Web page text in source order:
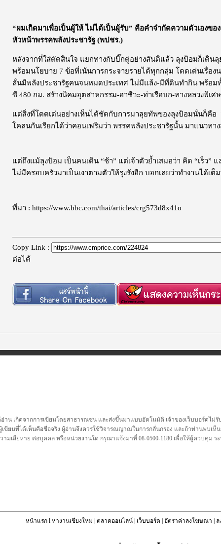
“ผมเกิดมาเพื่อเป็นผู้ให้ ไม่ได้เป็นผู้รับ” คือคำจำกัดความตัวเองของ
หัวหน้าพรรคพลังประชารัฐ (พปชร.)
หลังจากที่ใส่ตัดสินใจ แยกทางกับบิ๊กตู่อย่างสันติแล้ว ลุงป้อมก็เดิน
พร้อมนโยบาย 7 ข้อที่เน้นการกระจายรายได้ทุกกลุ่ม โดดเด่นเรื่
ลั่นมีพลังประชารัฐคนจนหมดประเทศ ไม่มีแล้ง-มีที่ดินทำกิน พร้อม
ซี 480 กม. สร้างนิคมอุตสาหกรรม-อาชีวะ-ท่าเรือบก-ทางหลวงพิเศ
แต่สิ่งที่โดดเด่นอย่างเห็นได้ชัดกับการมาลุยทัพของลุงป้อมนั่นก็คื
โคลนกันเรียกได้ว่าคอนเฟริมว่า พรรคพลังประชารัฐนั้น มาแนวทา
แต่ถึงแม้ลุงป้อม เป็นคนเดิน “ช้า” แต่เจ้าตัวย้ำเสมอว่า คิด “เร็ว”
ไม่มีครอบครัวมาเป็นเงาตามตัวให้รุงรังอีก บอกเลยว่าทำงานได้เต็
ที่มา ​: https://www.bbc.com/thai/articles/crg573d8x41o
Copy Link :
ต่อได้
น เกิดจากการเขียนโดยสาธารณชน และส่งขึ้นมาแบบอัตโนมัติ เจ้าของเว็บบอร์ดไม่
เขียนที่ได้เห็นคือชื่อจริง ผู้อ่านจึงควรใช้วิจารณญาณในการกลั่นกรอง และถ้าท่านพบเ
ามเสียหาย ต่อบุคคล หรือหน่วยงานใด กรุณาแจ้งมาที่ 08-0500-1180 เพื่อให้ผู้ควบคุม
หน้าแรกl หางานเชียงใหม่ | ตลาดออนไลน์| เว็บบอร์ด | อัตราค่าลงโฆษณา |